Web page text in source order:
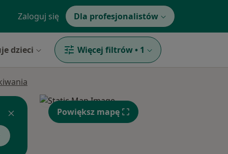
Zaloguj się Dla profesjonalistów
dzieci Więcej filtrów • 1
Powiększ mapę